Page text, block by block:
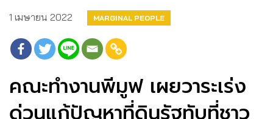
1 เมษายน 2022 MARGINAL PEOPLE
คณะทำงานพีมูฟ เผยวาระเร่ง